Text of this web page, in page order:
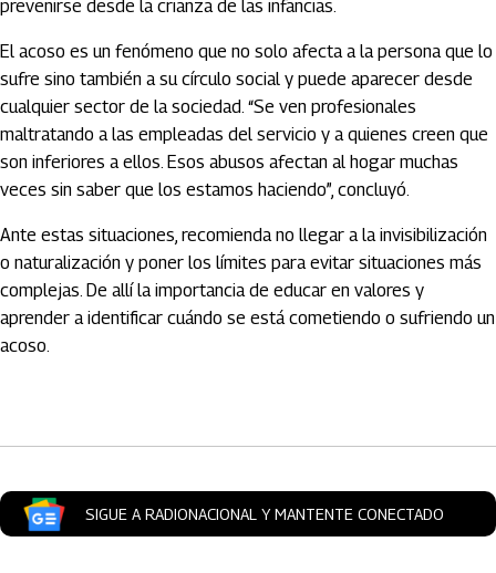
prevenirse desde la crianza de las infancias.
El acoso es un fenómeno que no solo afecta a la persona que lo
sufre sino también a su círculo social y puede aparecer desde
cualquier sector de la sociedad. “Se ven profesionales
maltratando a las empleadas del servicio y a quienes creen que
son inferiores a ellos. Esos abusos afectan al hogar muchas
veces sin saber que los estamos haciendo”, concluyó.
Ante estas situaciones, recomienda no llegar a la invisibilización
o naturalización y poner los límites para evitar situaciones más
complejas. De allí la importancia de educar en valores y
aprender a identificar cuándo se está cometiendo o sufriendo un
acoso.
SIGUE A RADIONACIONAL Y MANTENTE CONECTADO